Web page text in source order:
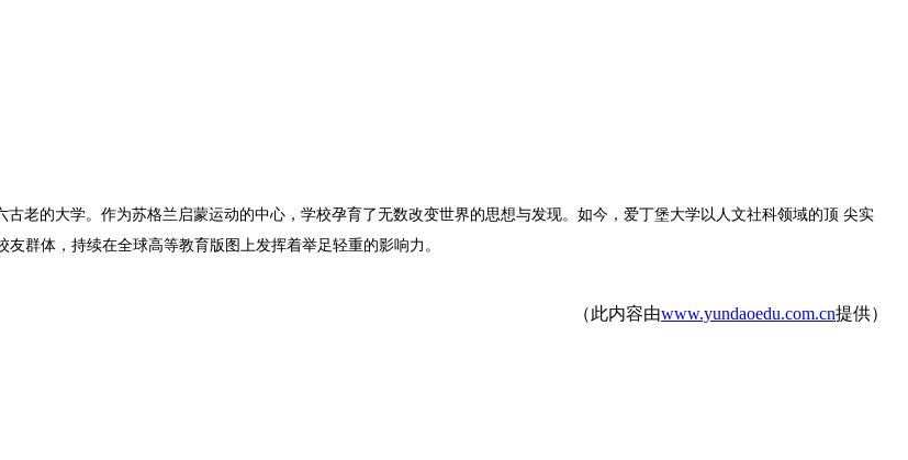
老的大学。作为苏格兰启蒙运动的中心，学校孕育了无数改变世界的思想与发现。如今，爱丁堡大学以人文社科领域的顶 尖实
群体，持续在全球高等教育版图上发挥着举足轻重的影响力。
（此内容由www.yundaoedu.com.cn提供）